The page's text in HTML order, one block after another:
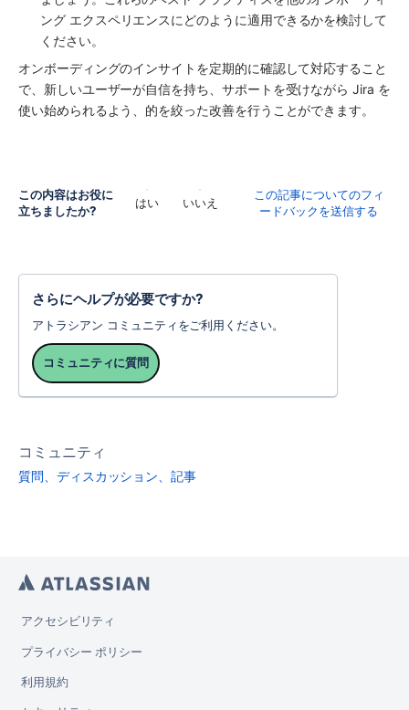
ング エクスペリエンスにどのように適用できるかを検討して
ください。
オンボーディングのインサイトを定期的に確認して対応すること
で、新しいユーザーが自信を持ち、サポートを受けながら Jira を
使い始められるよう、的を絞った改善を行うことができます。
この内容はお役に
立ちましたか?
はい いいえ
この記事についてのフィ
ードバックを送信する
さらにヘルプが必要ですか?
アトラシアン コミュニティをご利用ください。
コミュニティに質問
コミュニティ
質問、ディスカッション、記事
アクセシビリティ
プライバシー ポリシー
利用規約